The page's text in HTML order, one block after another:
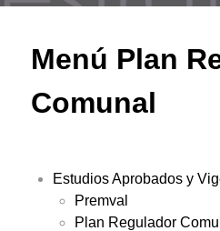
Menú Plan
Comunal
Estudios Aprobados y
Premval
Plan Regulador